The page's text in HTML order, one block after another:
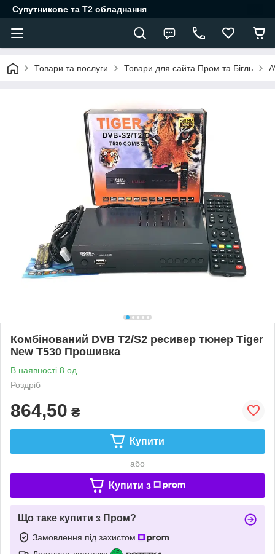
Супутникове та Т2 обладнання
Товари та послуги Товари для сайта Пром та Бігль
Комбінований DVB T2/S2 ресивер тюнер Tiger
New T530 Прошивка
В наявності 8 од.
Роздріб
864,50 ₴
Купити
або
Купити з
Що таке купити з Пром?
Замовлення під захистом